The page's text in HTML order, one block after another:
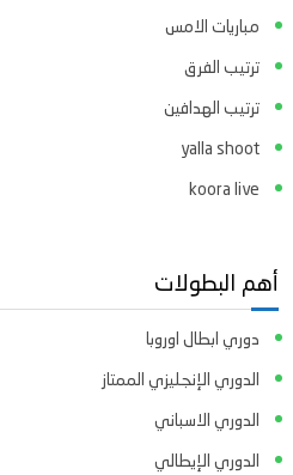
مباريات الامس
ترتيب الفرق
ترتيب الهدافين
yalla shoot
koora live
أهم البطولات
دوري ابطال اوروبا
الدوري الإنجليزي الممتاز
الدوري الاسباني
الدوري الإيطالي